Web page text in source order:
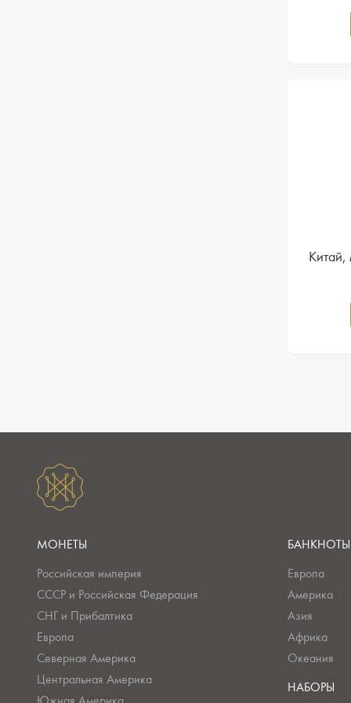
МОНЕТЫ
Российская империя
СССР и Российская Федерация
СНГ и Прибалтика
Европа
Северная Америка
Центральная Америка
БАНКНОТЫ
Европа
Америка
Азия
Африка
Океания
НАБОРЫ